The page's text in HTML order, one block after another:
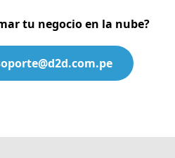
tu negocio en la nube?